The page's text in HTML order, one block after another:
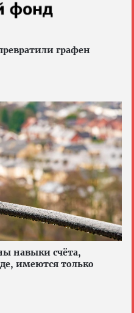
графен
навыки счёта,
имеются только